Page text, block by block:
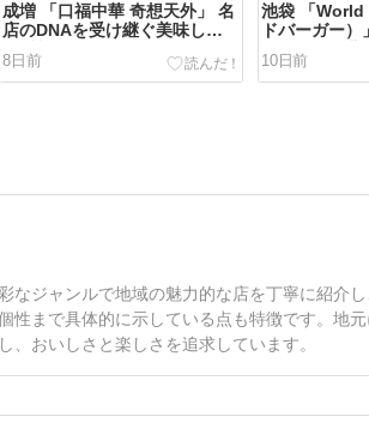
成増 「口福中華 奇想天外」 名
店のDNAを受け継ぐ美味しい
四川料理。
8日前
池袋 「
ドバーガー
ーチーズの豊
そそるイタリ
10日前
なジャンルで地域の魅力的な店を丁寧に紹介
性まで具体的に示している点も特徴です。地
おいしさと楽しさを追求しています。